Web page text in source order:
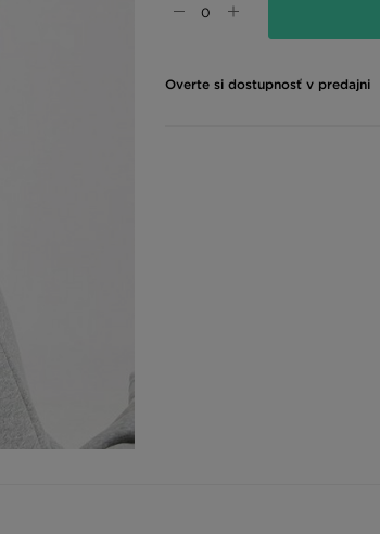
Overte si dostupnosť v predajni